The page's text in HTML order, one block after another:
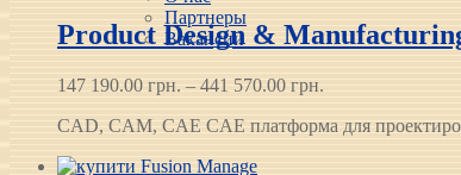
Партнеры
Вакансии
Product Design &
147 190.00 грн. – 441 570.00 грн.
147 190.00 грн.
CAD, CAM, CAE CAE платформа для